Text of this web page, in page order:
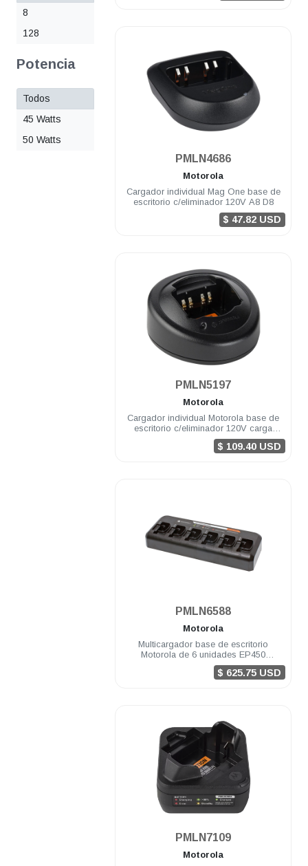
8
128
Potencia
Todos
45 Watts
50 Watts
PMLN4686
Motorola
Cargador individual Mag One base de
escritorio c/eliminador 120V A8 D8
$ 47.82 USD
PMLN5197
Motorola
Cargador individual Motorola base de
escritorio c/eliminador 120V carga
rápida PRO5150/7150
$ 109.40 USD
PMLN6588
Motorola
Multicargador base de escritorio
Motorola de 6 unidades EP450
DEP450 R2
$ 625.75 USD
PMLN7109
Motorola